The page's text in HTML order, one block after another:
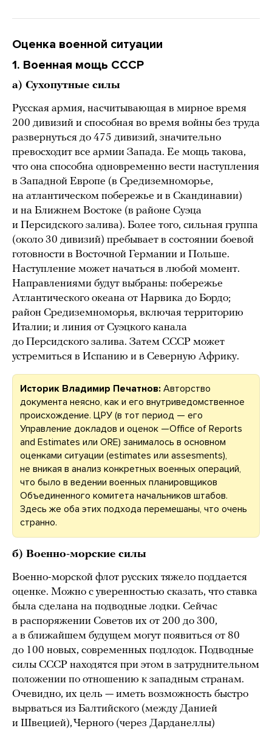
Оценка военной ситуации
1. Военная мощь СССР
а) Сухопутные силы
Русская армия, насчитывающая в мирное время
200 дивизий и способная во время войны без труда
развернуться до 475 дивизий, значительно
превосходит все армии Запада. Ее мощь такова,
что она способна одновременно вести наступления
в Западной Европе (в Средиземноморье,
на атлантическом побережье и в Скандинавии)
и на Ближнем Востоке (в районе Суэца
и Персидского залива). Более того, сильная группа
(около 30 дивизий) пребывает в состоянии боевой
готовности в Восточной Германии и Польше.
Наступление может начаться в любой момент.
Направлениями будут выбраны: побережье
Атлантического океана от Нарвика до Бордо;
район Средиземноморья, включая территорию
Италии; и линия от Суэцкого канала
до Персидского залива. Затем СССР может
устремиться в Испанию и в Северную Африку.
Историк Владимир Печатнов: Авторство
документа неясно, как и его внутриведомственное
происхождение. ЦРУ (в тот период — его
Управление докладов и оценок —Office of Reports
and Estimates или ORE) занималось в основном
оценками ситуации (estimates или assesments),
не вникая в анализ конкретных военных операций,
что было в ведении военных планировщиков
Объединенного комитета начальников штабов.
Здесь же оба этих подхода перемешаны, что очень
странно.
б) Военно-морские силы
Военно-морской флот русских тяжело поддается
оценке. Можно с уверенностью сказать, что ставка
была сделана на подводные лодки. Сейчас
в распоряжении Советов их от 200 до 300,
а в ближайшем будущем могут появиться от 80
до 100 новых, современных подлодок. Подводные
силы СССР находятся при этом в затруднительном
положении по отношению к западным странам.
Очевидно, их цель — иметь возможность быстро
вырваться из Балтийского (между Данией
и Швецией), Черного (через Дарданеллы)